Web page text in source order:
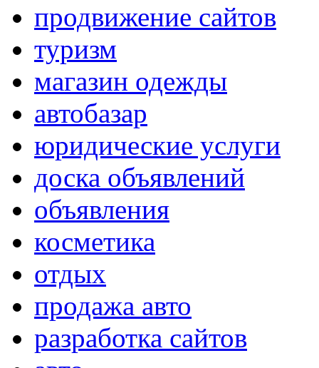
продвижение сайтов
туризм
магазин одежды
автобазар
юридические услуги
доска объявлений
объявления
косметика
отдых
продажа авто
разработка сайтов